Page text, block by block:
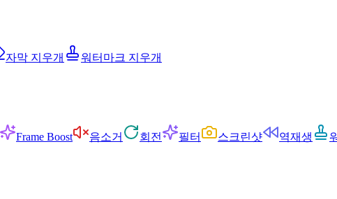
자막 지우개 워터마크 지우개
Frame Boost 음소거 회전 필터 스크린샷 역재생